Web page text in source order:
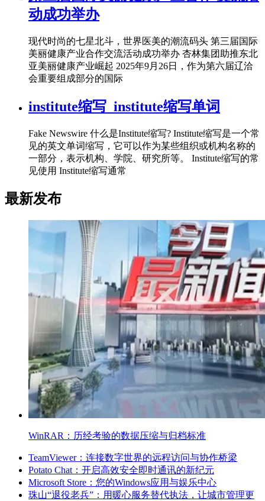
动成功举办
现代时尚的七星北斗，世界医美的潮流码头 第三届国际
美丽健康产业合作交流活动成功举办 杏林集团助推东北
亚美丽健康产业崛起 2025年9月26日，作为第六届辽洽
会重要组成部分的国际
institute缩写_institute缩写单词
Fake Newswire 什么是Institute缩写? Institute缩写是一个常
见的英文单词缩写，它可以作为某些组织或机构名称的
一部分，表示机构、学院、研究所等。 Institute缩写的常
见使用 Institute缩写通常
最新发布
WinRAR：历经考验的数据压缩与归档标准
TeamViewer：连接数字世界的远程访问与协作桥梁
Potato Chat：开启高效安全即时通讯的新纪元
Microsoft Store：您的Windows应用与娱乐中心
珠山“退役老兵”：用暖心服务替代执法，让城市管理更